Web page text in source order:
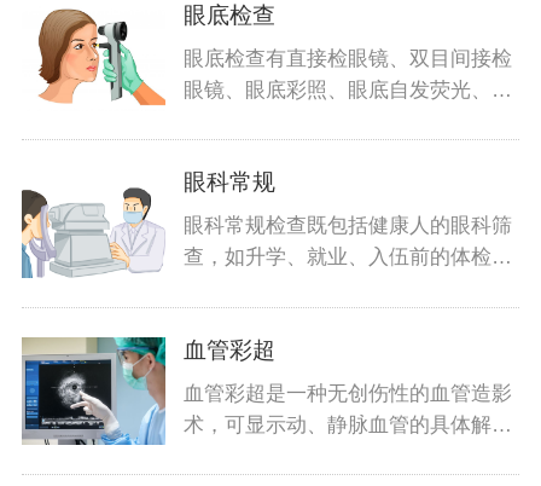
眼底检查
眼底检查有直接检眼镜、双目间接检
眼镜、眼底彩照、眼底自发荧光、眼
眼科常规
眼科常规检查既包括健康人的眼科筛
查，如升学、就业、入伍前的体检，
血管彩超
血管彩超是一种无创伤性的血管造影
术，可显示动、静脉血管的具体解剖